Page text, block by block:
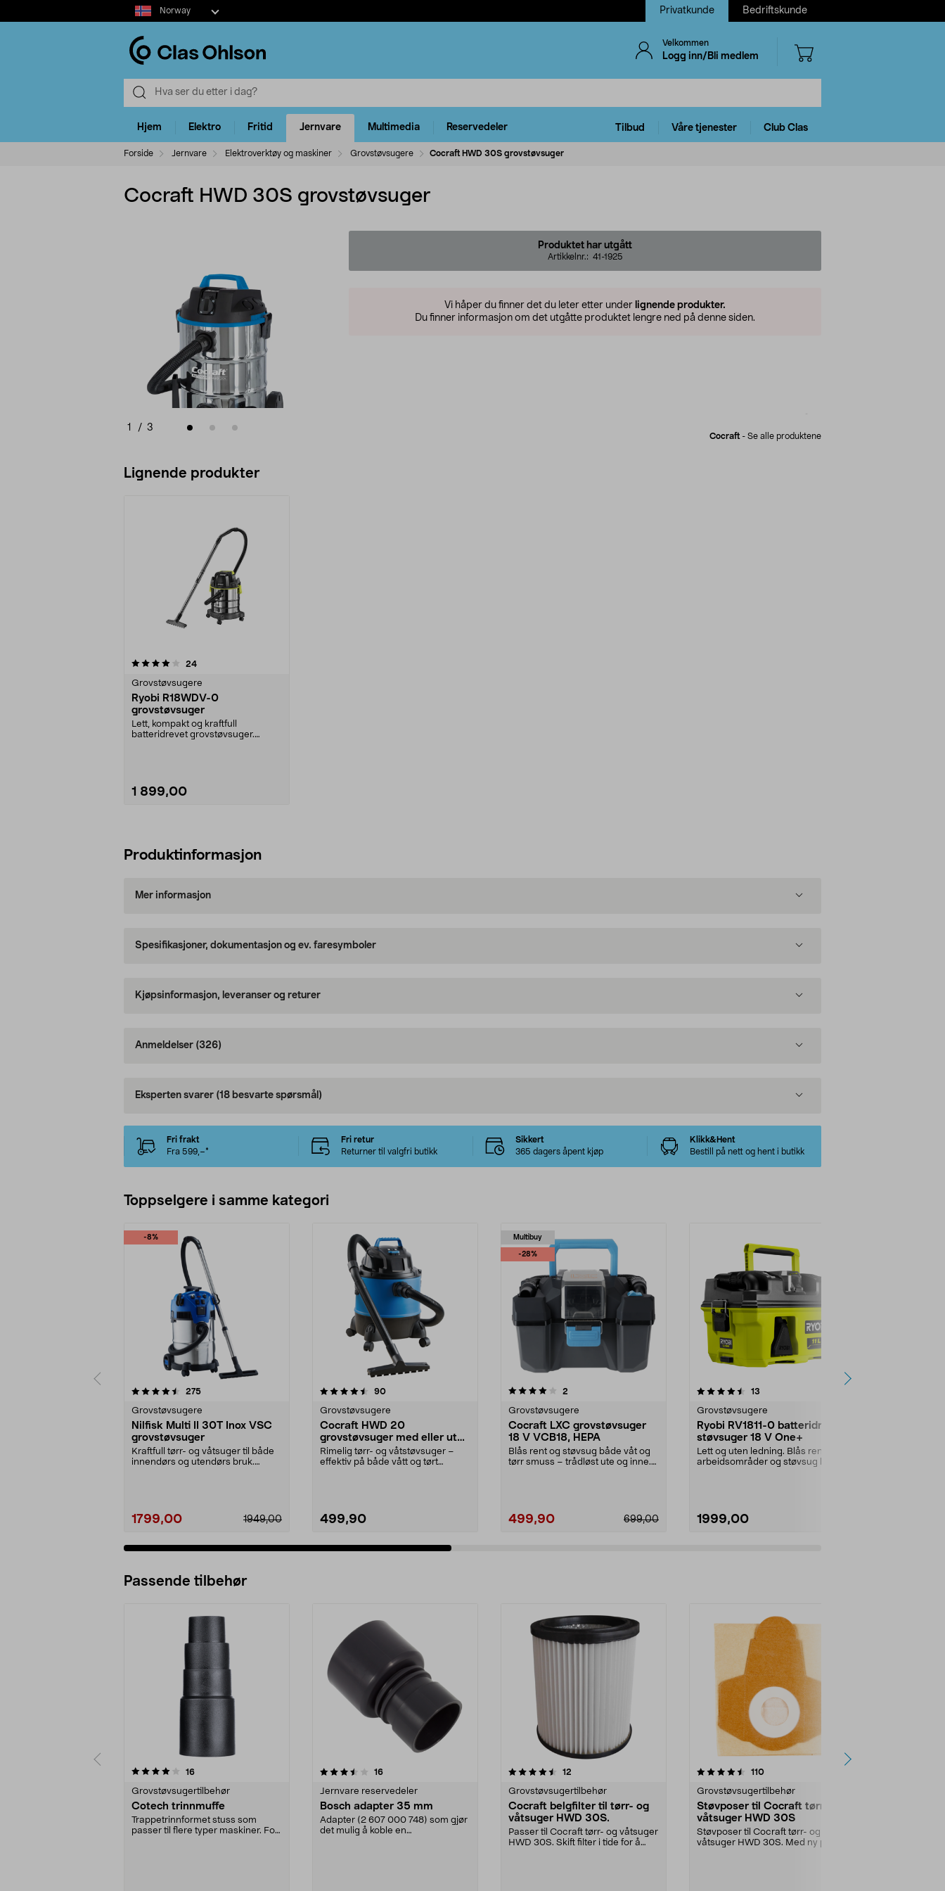
Select
market
Norway Privatkunde Bedriftskunde
Velkommen
Logg inn/Bli medlem
Hjem Elektro Fritid Jernvare Multimedia Reservedeler Tilbud Våre tjenester Club Clas
Forside Jernvare Elektroverktøy og maskiner Grovstøvsugere Cocraft HWD 30S grovstøvsuger
Cocraft HWD 30S grovstøvsuger
1 / 3
Produktet har utgått
Artikkelnr.: 41-1925
Vi håper du finner det du leter etter under lignende produkter.
Du finner informasjon om det utgåtte produktet lengre ned på denne siden.
Cocraft - Se alle produktene
Lignende produkter
24anmeldelser
Grovstøvsugere
Ryobi R18WDV-0
grovstøvsuger
Lett, kompakt og kraftfull
batteridrevet grovstøvsuger.
1 899,00
Produktinformasjon
Mer informasjon
Spesifikasjoner, dokumentasjon og ev. faresymboler
Kjøpsinformasjon, leveranser og returer
Anmeldelser (326)
Eksperten svarer (18 besvarte spørsmål)
Fri frakt
Fra 599,–*
Fri retur
Returner til valgfri butikk
Sikkert
365 dagers åpent kjøp
Klikk&Hent
Bestill på nett og hent i butikk
Toppselgere i samme kategori
-8%
275anmeldelser
Grovstøvsugere
Nilfisk Multi II 30T Inox VSC
grovstøvsuger
Kraftfull tørr- og våtsuger til både
innendørs og utendørs bruk.
1799,00 1949,00
4.5 av 5 stjerner 90anmeldelser
Grovstøvsugere
Cocraft HWD 20
grovstøvsuger med eller uten
pose
Rimelig tørr- og våtstøvsuger –
effektiv på både vått og tørt
499,90
Multibuy
-28%
4.0 av 5 stjerner 2
Grovstøvsugere
Cocraft LXC grovstøvsuger
18 V VCB18, HEPA
Blås rent og støvsug både våt og
tørr smuss – trådløst ute og inne.
499,90 699,00
4.5 av 5 stjerner 13
Grovstøvsugere
Ryobi RV1811-0 batteridrevet
støvsuger 18 V One+
Lett og uten ledning. Blås rent
arbeidsområder og støvsug både
1999,00
4.0 av 5 stjerner
Passende tilbehør
16anmeldelser
Grovstøvsugertilbehør
Cotech trinnmuffe
Trappetrinnformet stuss som
passer til flere typer maskiner. For
3.5av 5 stjerner 16anmeldelser
Jernvare reservedeler
Bosch adapter 35 mm
Adapter (2 607 000 748) som gjør
det mulig å koble en
4.5av 5 stjerner 12
Grovstøvsugertilbehør
Cocraft belgfilter til tørr- og
våtsuger HWD 30S.
Passer til Cocraft tørr- og våtsuger
HWD 30S. Skift filter i tide for å
4.5av 5 stjerner 110anmeldelser
Grovstøvsugertilbehør
Støvposer til Cocraft tørr- og
våtsuger HWD 30S
Støvposer til Cocraft tørr- og
våtsuger HWD 30S. Med ny pose